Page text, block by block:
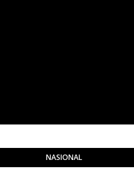
NASIONAL